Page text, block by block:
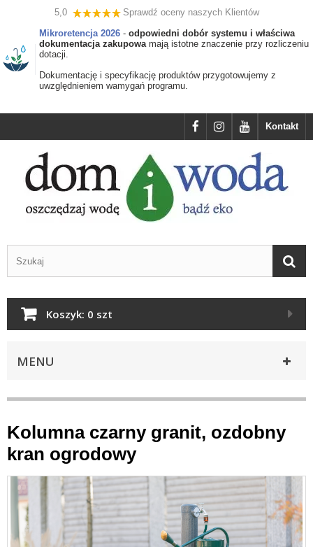
5,0
Sprawdź oceny naszych Klientów
Mikroretencja 2026 - odpowiedni dobór systemu i właściwa
dokumentacja zakupowamają istotne znaczenie przy rozliczeniu
dotacji.
Dokumentację i specyfikację produktów przygotowujemy z
uwzględnieniem wamygań programu.
Kontakt
Koszyk: 0 szt
MENU
Kolumna czarny granit, ozdobny
kran ogrodowy